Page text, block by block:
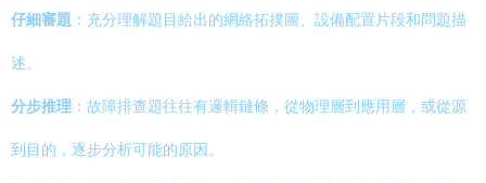
仔細審題 ：充分理解題目給出的網絡拓撲圖、設備配置片段和問題描
述。
分步推理 ：故障排查題往往有邏輯鏈條，從物理層到應用層，或從源
到目的，逐步分析可能的原因。